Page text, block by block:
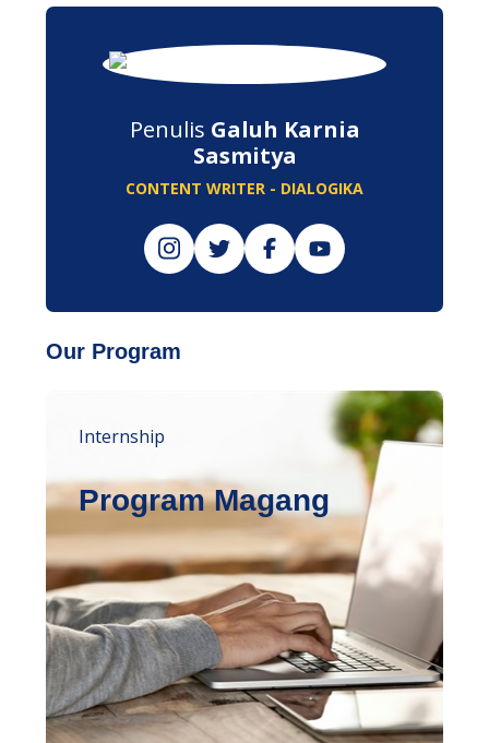
Penulis Galuh Karnia
Sasmitya
CONTENT WRITER - DIALOGIKA
Our Program
Internship
Program Magang